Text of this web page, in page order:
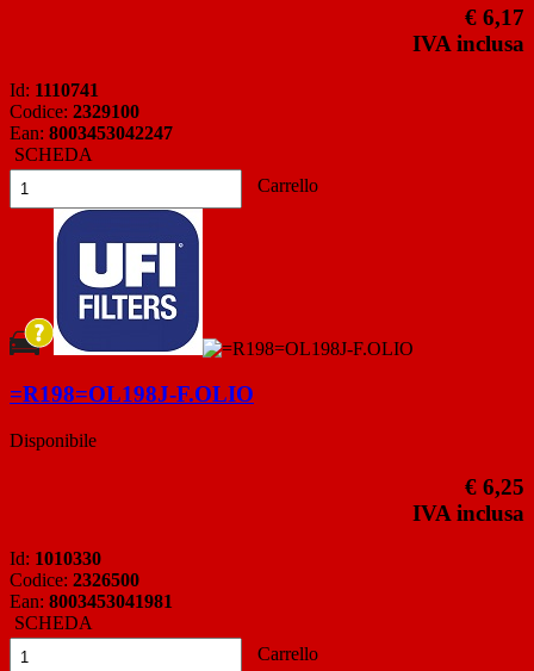
€ 6,17
IVA inclusa
Id: 1110741
Codice: 2329100
Ean: 8003453042247
SCHEDA
Carrello
=R198=OL198J-F.OLIO
Disponibile
€ 6,25
IVA inclusa
Id: 1010330
Codice: 2326500
Ean: 8003453041981
SCHEDA
Carrello